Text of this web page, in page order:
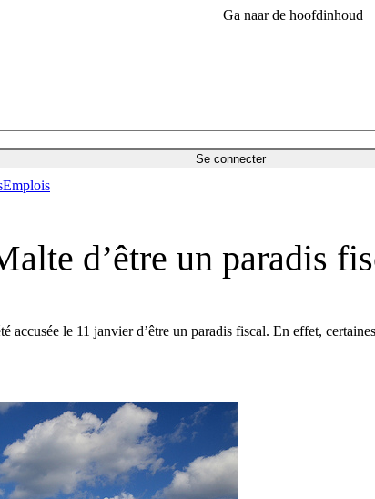
Ga naar de hoofdinhoud
Se connecter
Emplois
d’être un paradis
accusée le 11 janvier d’être un paradis fiscal. En effet,